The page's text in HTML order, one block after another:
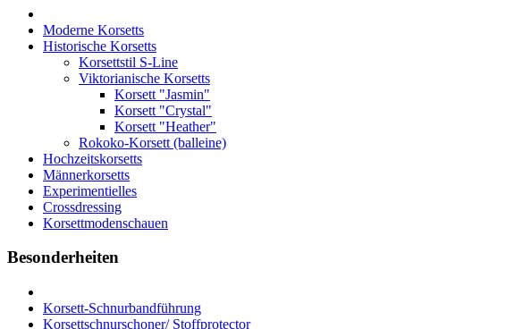
Moderne Korsetts
Historische Korsetts
Korsettstil S-Line
Viktorianische Korsetts
Korsett "Jasmin"
Korsett "Crystal"
Korsett "Heather"
Rokoko-Korsett (balleine)
Hochzeitskorsetts
Männerkorsetts
Experimentielles
Crossdressing
Korsettmodenschauen
Besonderheiten
Korsett-Schnurbandführung
Korsettschnurschoner/ Stoffprotector